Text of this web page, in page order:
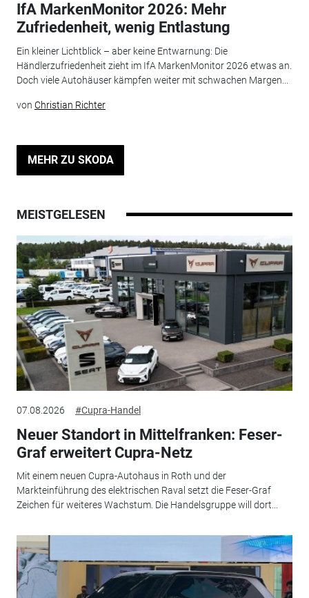
IfA MarkenMonitor 2026: Mehr
Zufriedenheit, wenig Entlastung
Ein kleiner Lichtblick – aber keine Entwarnung: Die
Händlerzufriedenheit zieht im IfA MarkenMonitor 2026 etwas an.
Doch viele Autohäuser kämpfen weiter mit schwachen Margen...
von Christian Richter
MEHR ZU SKODA
MEISTGELESEN
07.08.2026 #Cupra-Handel
Neuer Standort in Mittelfranken: Feser-
Graf erweitert Cupra-Netz
Mit einem neuen Cupra-Autohaus in Roth und der
Markteinführung des elektrischen Raval setzt die Feser-Graf
Zeichen für weiteres Wachstum. Die Handelsgruppe will dort...